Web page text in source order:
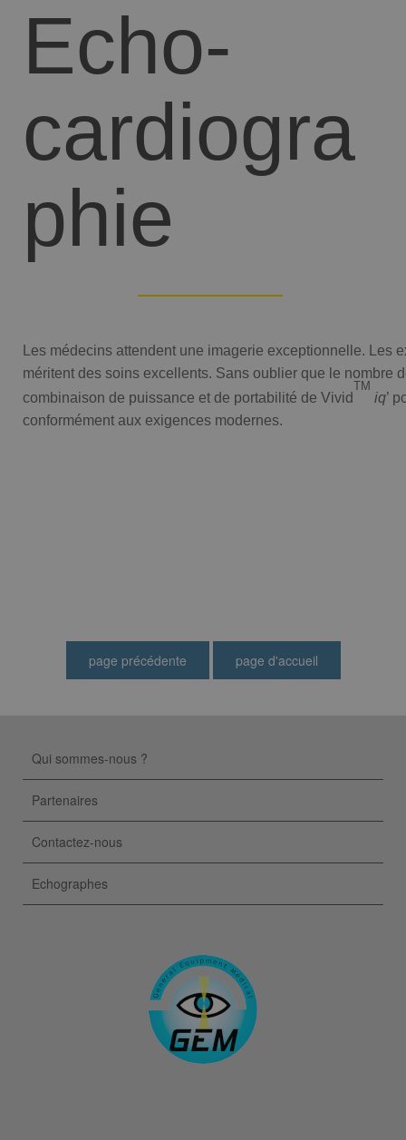
Echo-
cardiogra
phie
Les médecins attendent une imagerie exceptionnelle.
méritent des soins excellents. Sans oublier que le nombre
combinaison de puissance et de portabilité de Vivid
TM
iq’
conformément aux exigences modernes.
Qui sommes-nous ?
Partenaires
Contactez-nous
Echographes